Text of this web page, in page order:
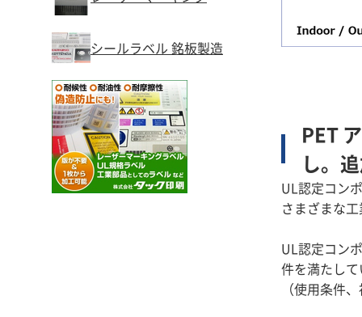
シールラベル 銘板製造
PET
し。
UL認定コン
さまざまな
UL認定コン
件を満たし
（使用条件